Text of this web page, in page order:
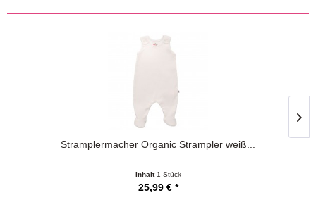
Stramplermacher Organic Strampler weiß...
Inhalt 1 Stück
25,99 € *